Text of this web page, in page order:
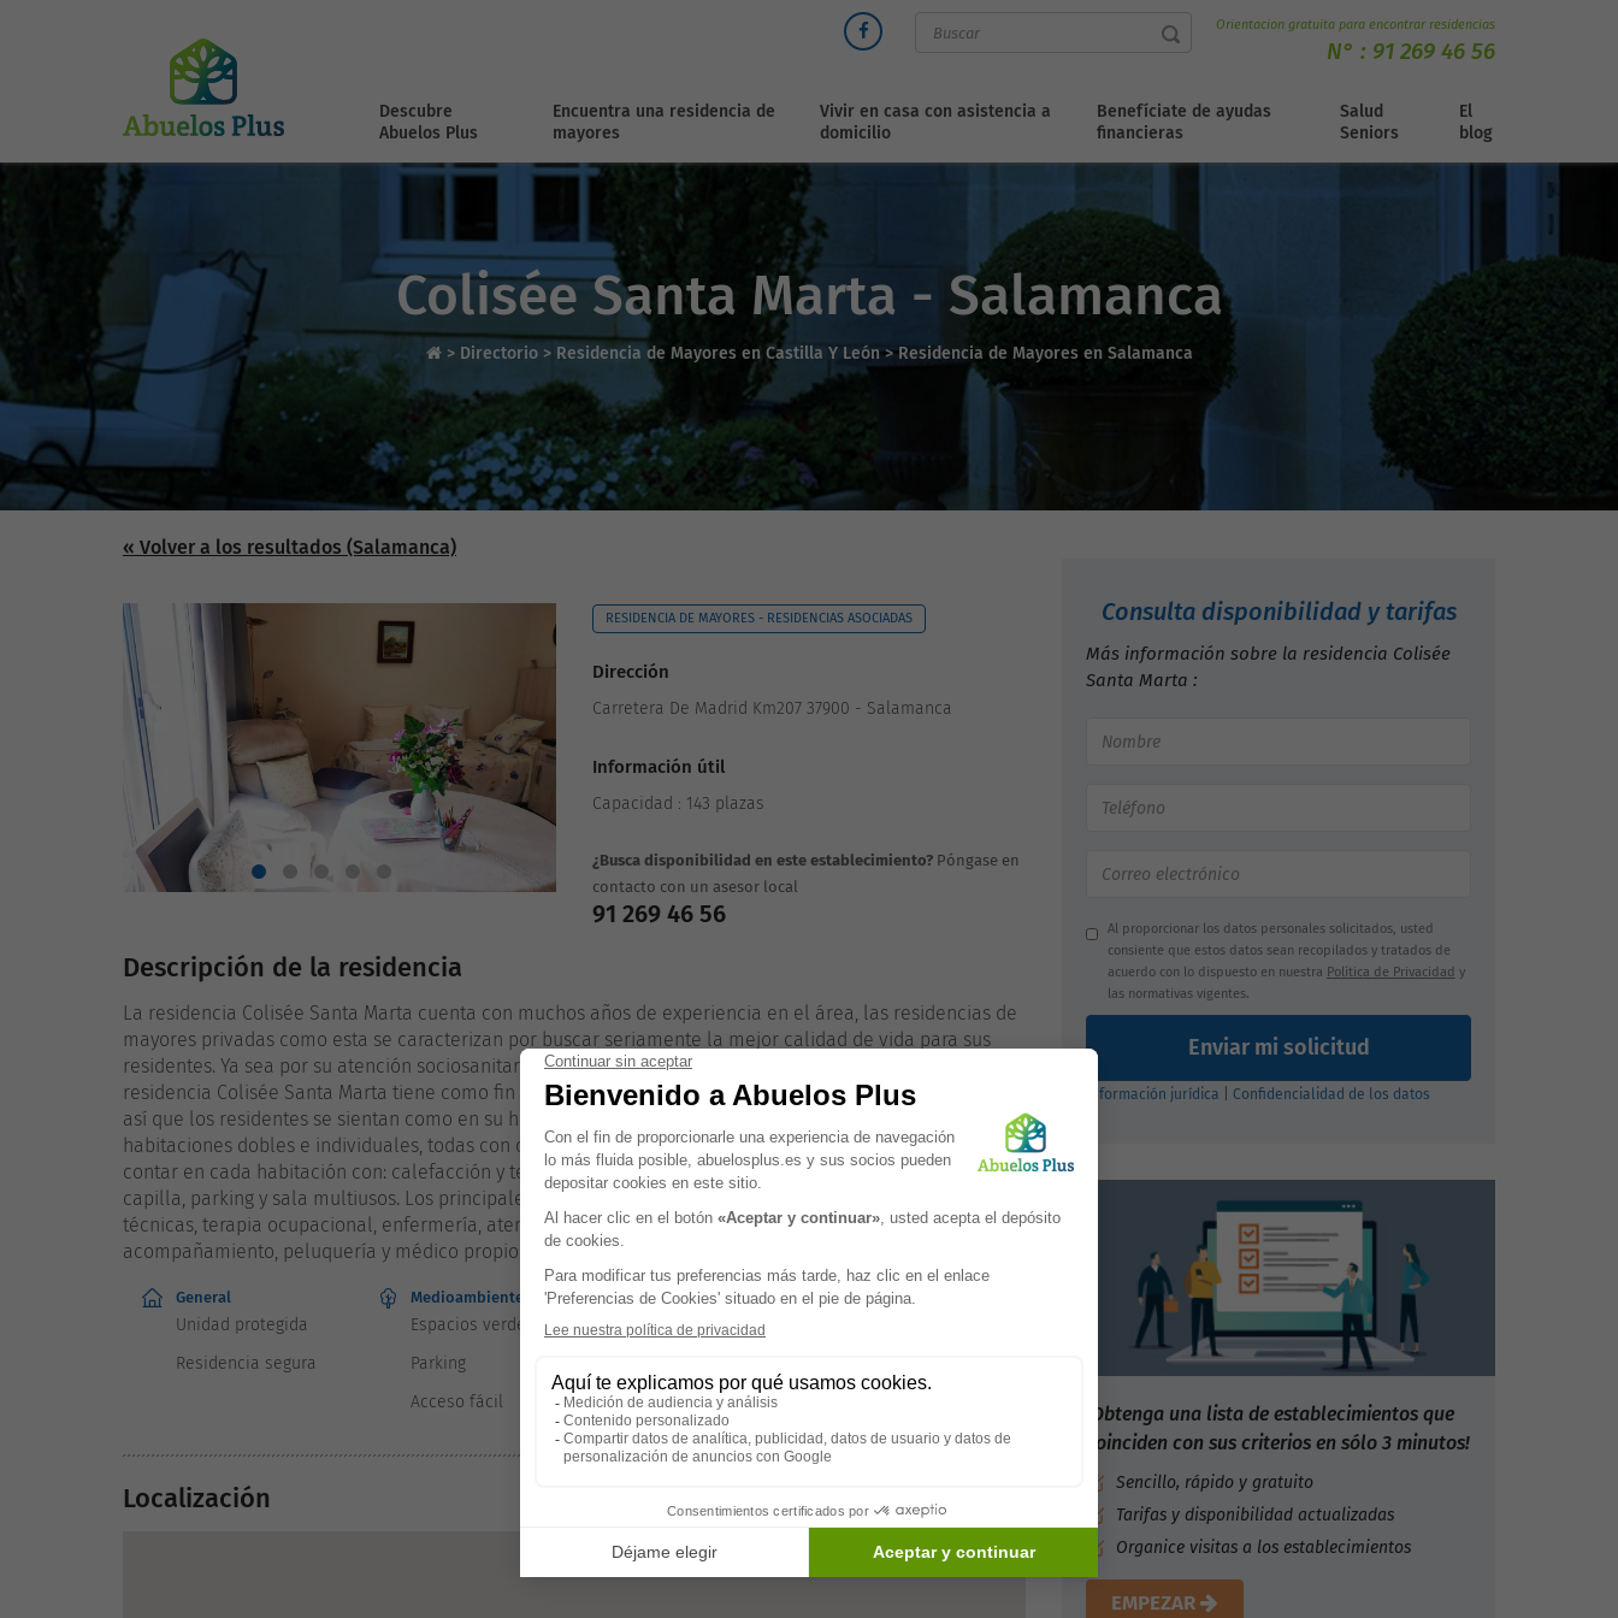
Orientacion gratuita para encontrar residencias
N° : 91 269 46 56
Descubre
Abuelos Plus
Encuentra una residencia de
mayores
Vivir en casa con asistencia a
domicilio
Benefíciate de ayudas
financieras
Salud
Seniors
El
blog
Colisée Santa Marta - Salamanca
> Directorio > Residencia de Mayores en Castilla Y León > Residencia de Mayores en Salamanca
« Volver a los resultados (Salamanca)
RESIDENCIA DE MAYORES - RESIDENCIAS ASOCIADAS
Dirección
Carretera De Madrid Km207 37900 - Salamanca
Información útil
Capacidad : 143 plazas
¿Busca disponibilidad en este establecimiento? Póngase en
contacto con un asesor local
91 269 46 56
Descripción de la residencia
La residencia Colisée Santa Marta cuenta con muchos años de experiencia en el área, las residencias de
mayores privadas como esta se caracterizan por buscar seriamente la mejor calidad de vida para sus
residentes. Ya sea por su atención sociosanitaria de calidad, sus actividades lúdicas, o instalaciones. La
residencia Colisée Santa Marta tiene como fin satisfacer todas las necesidades de los ancianos, logrando
así que los residentes se sientan como en su hogar. Colisée Santa Marta cuenta con plazas distribuidas en
habitaciones dobles e individuales, todas con cuartos de baños adecuados para los ancianos. Además de
contar en cada habitación con: calefacción y teléfono. Sus instalaciones son: biblioteca, cafetería, jardín,
capilla, parking y sala multiusos. Los principales servicios de Colisée Santa Marta incluye: ayudas
técnicas, terapia ocupacional, enfermería, atención religiosa, estimulación cognitiva, fisioterapia,
acompañamiento, peluquería y médico propio.
General
Unidad protegida
Residencia segura
Medioambiente
Espacios verdes
Parking
Acceso fácil
Paramédico
Psicólogo
ocupacional
Psicomotricista
Servicios
Localización
Consulta disponibilidad y tarifas
Más información sobre la residencia Colisée
Santa Marta :
Al proporcionar los datos personales solicitados, usted
consiente que estos datos sean recopilados y tratados de
acuerdo con lo dispuesto en nuestra Política de Privacidad y
las normativas vigentes.
Enviar mi solicitud
Información jurídica Confidencialidad de los datos
¡Obtenga una lista de establecimientos que
coinciden con sus criterios en sólo 3 minutos!
Sencillo, rápido y gratuito
Tarifas y disponibilidad actualizadas
Organice visitas a los establecimientos
EMPEZAR